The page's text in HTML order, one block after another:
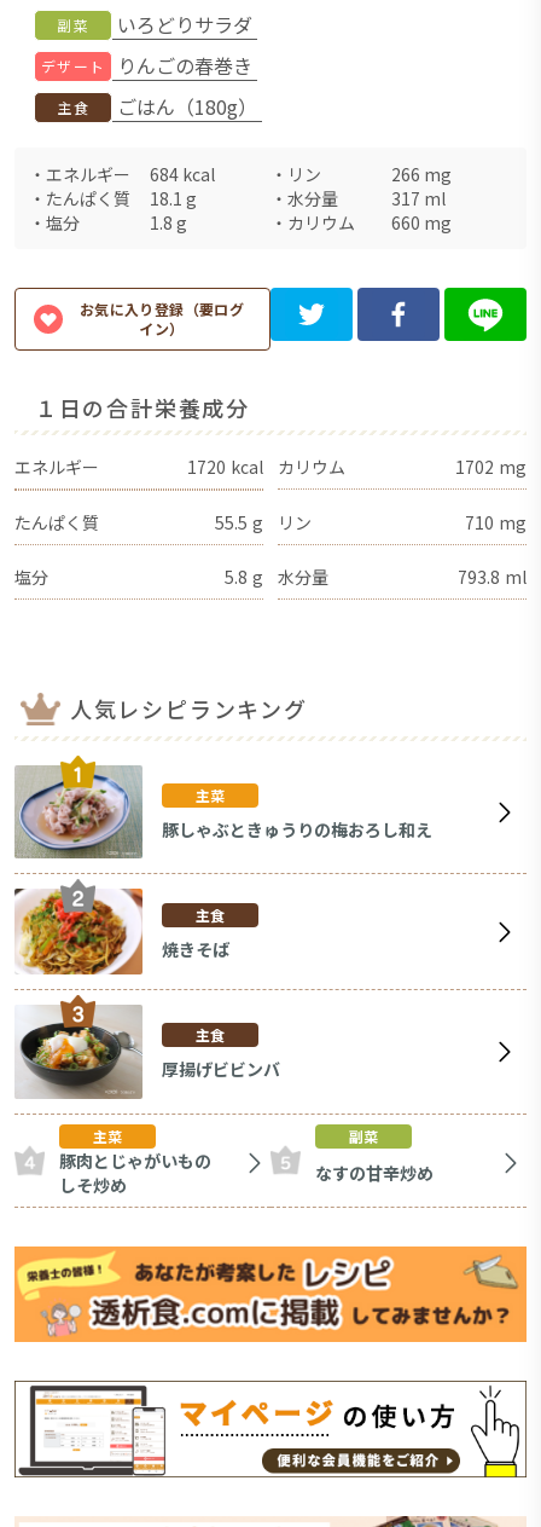
副菜 いろどりサラダ
デザート りんごの春巻き
主食 ごはん（180g）
・ エネルギー 684 kcal ・ リン 266 mg
・ たんぱく質 18.1 g ・ 水分量 317 ml
・ 塩分 1.8 g ・ カリウム 660 mg
お気に入り登録（要ログ
イン）
１日の合計栄養成分
エネルギー 1720 kcal カリウム 1702 mg
たんぱく質 55.5 g リン 710 mg
塩分 5.8 g 水分量 793.8 ml
人気レシピランキング
主菜
豚しゃぶときゅうりの梅おろし和え
主食
焼きそば
主食
厚揚げビビンバ
主菜
豚肉とじゃがいもの
しそ炒め
副菜
なすの甘辛炒め